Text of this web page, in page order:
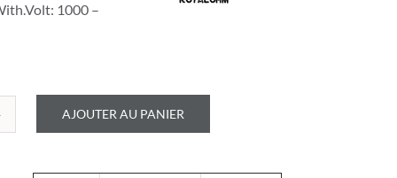
1000 –
AJOUTER AU PANIER